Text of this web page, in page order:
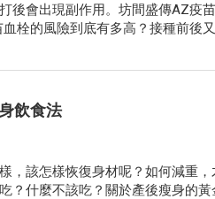
後會出現副作用。坊間盛傳AZ疫
栓的風險到底有多高？接種前後
飲食法
，該怎樣恢復身材呢？如何減重
？什麼不該吃？關於產後瘦身的